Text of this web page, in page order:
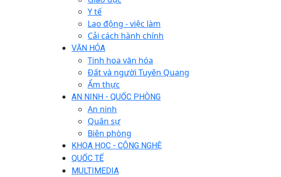
Y tế
Lao động - việc làm
Cải cách hành chính
VĂN HÓA
Tinh hoa văn hóa
Đất và người Tuyên Quang
Ẩm thực
AN NINH - QUỐC PHÒNG
An ninh
Quân sự
Biên phòng
KHOA HỌC - CÔNG NGHỆ
QUỐC TẾ
MULTIMEDIA